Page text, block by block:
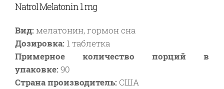
Natrol Melatonin 1 mg
Вид: мелатонин, гормон сна
Дозировка: 1 таблетка
Примерное количество порций в
упаковке:90
Страна производитель: США